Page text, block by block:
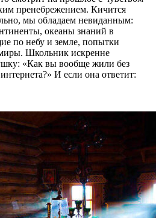
пренебрежением. Кичится
мы обладаем невиданным:
океаны знаний в
по небу и земле, попытки
Школьник искренне
«Как вы вообще жили без
И если она ответит: